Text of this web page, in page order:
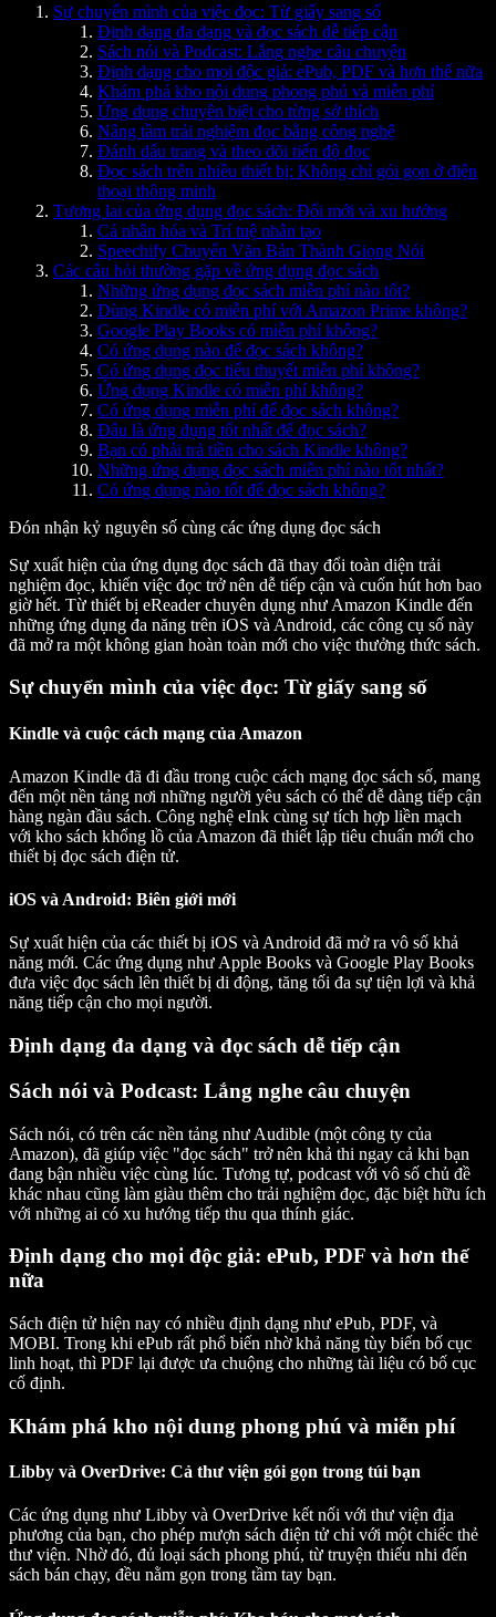
Sự chuyển mình của việc đọc: Từ giấy sang số
Định dạng đa dạng và đọc sách dễ tiếp cận
Sách nói và Podcast: Lắng nghe câu chuyện
Định dạng cho mọi độc giả: ePub, PDF và hơn thế nữa
Khám phá kho nội dung phong phú và miễn phí
Ứng dụng chuyên biệt cho từng sở thích
Nâng tầm trải nghiệm đọc bằng công nghệ
Đánh dấu trang và theo dõi tiến độ đọc
Đọc sách trên nhiều thiết bị: Không chỉ gói gọn ở điện
thoại thông minh
Tương lai của ứng dụng đọc sách: Đổi mới và xu hướng
Cá nhân hóa và Trí tuệ nhân tạo
Speechify Chuyển Văn Bản Thành Giọng Nói
Các câu hỏi thường gặp về ứng dụng đọc sách
Những ứng dụng đọc sách miễn phí nào tốt?
Dùng Kindle có miễn phí với Amazon Prime không?
Google Play Books có miễn phí không?
Có ứng dụng nào để đọc sách không?
Có ứng dụng đọc tiểu thuyết miễn phí không?
Ứng dụng Kindle có miễn phí không?
Có ứng dụng miễn phí để đọc sách không?
Đâu là ứng dụng tốt nhất để đọc sách?
Bạn có phải trả tiền cho sách Kindle không?
Những ứng dụng đọc sách miễn phí nào tốt nhất?
Có ứng dụng nào tốt để đọc sách không?
Đón nhận kỷ nguyên số cùng các ứng dụng đọc sách
Sự xuất hiện của ứng dụng đọc sách đã thay đổi toàn diện trải
nghiệm đọc, khiến việc đọc trở nên dễ tiếp cận và cuốn hút hơn bao
giờ hết. Từ thiết bị eReader chuyên dụng như Amazon Kindle đến
những ứng dụng đa năng trên iOS và Android, các công cụ số này
đã mở ra một không gian hoàn toàn mới cho việc thưởng thức sách.
Sự chuyển mình của việc đọc: Từ giấy sang số
Kindle và cuộc cách mạng của Amazon
Amazon Kindle đã đi đầu trong cuộc cách mạng đọc sách số, mang
đến một nền tảng nơi những người yêu sách có thể dễ dàng tiếp cận
hàng ngàn đầu sách. Công nghệ eInk cùng sự tích hợp liền mạch
với kho sách khổng lồ của Amazon đã thiết lập tiêu chuẩn mới cho
thiết bị đọc sách điện tử.
iOS và Android: Biên giới mới
Sự xuất hiện của các thiết bị iOS và Android đã mở ra vô số khả
năng mới. Các ứng dụng như Apple Books và Google Play Books
đưa việc đọc sách lên thiết bị di động, tăng tối đa sự tiện lợi và khả
năng tiếp cận cho mọi người.
Định dạng đa dạng và đọc sách dễ tiếp cận
Sách nói và Podcast: Lắng nghe câu chuyện
Sách nói, có trên các nền tảng như Audible (một công ty của
Amazon), đã giúp việc "đọc sách" trở nên khả thi ngay cả khi bạn
đang bận nhiều việc cùng lúc. Tương tự, podcast với vô số chủ đề
khác nhau cũng làm giàu thêm cho trải nghiệm đọc, đặc biệt hữu ích
với những ai có xu hướng tiếp thu qua thính giác.
Định dạng cho mọi độc giả: ePub, PDF và hơn thế
nữa
Sách điện tử hiện nay có nhiều định dạng như ePub, PDF, và
MOBI. Trong khi ePub rất phổ biến nhờ khả năng tùy biến bố cục
linh hoạt, thì PDF lại được ưa chuộng cho những tài liệu có bố cục
cố định.
Khám phá kho nội dung phong phú và miễn phí
Libby và OverDrive: Cả thư viện gói gọn trong túi bạn
Các ứng dụng như Libby và OverDrive kết nối với thư viện địa
phương của bạn, cho phép mượn sách điện tử chỉ với một chiếc thẻ
thư viện. Nhờ đó, đủ loại sách phong phú, từ truyện thiếu nhi đến
sách bán chạy, đều nằm gọn trong tầm tay bạn.